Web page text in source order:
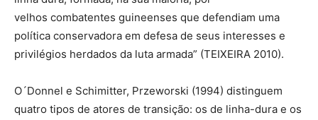
velhos combatentes guineenses que defendiam uma
política conservadora em defesa de seus interesses e
privilégios herdados da luta armada” (TEIXEIRA 2010).
O´Donnel e Schimitter, Przeworski (1994) distinguem
quatro tipos de atores de transição: os de linha-dura e os